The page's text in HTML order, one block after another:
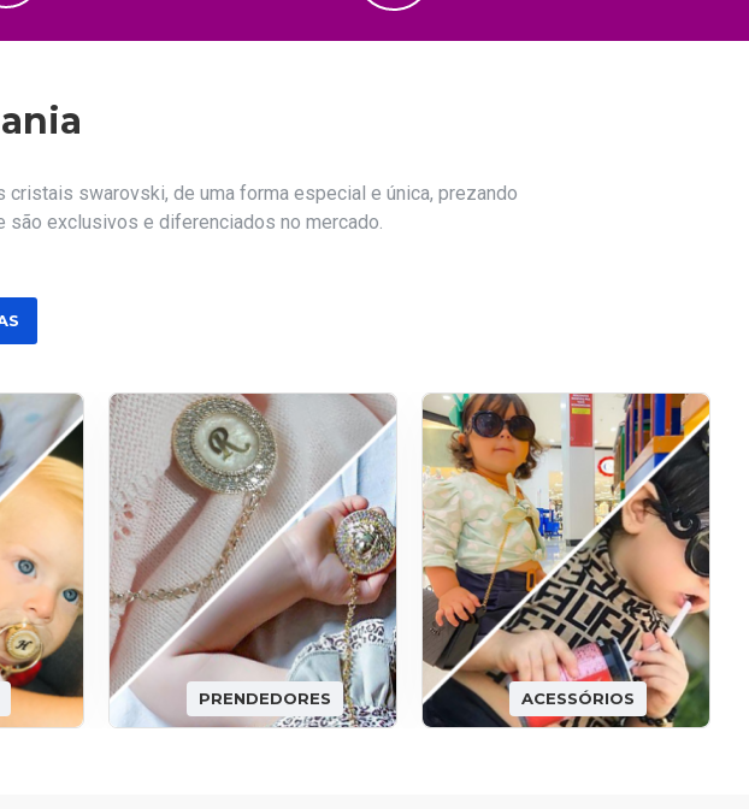
swarovski, de uma forma especial e única, prezando
exclusivos e diferenciados no mercado.
PRENDEDORES ACESSÓRIOS